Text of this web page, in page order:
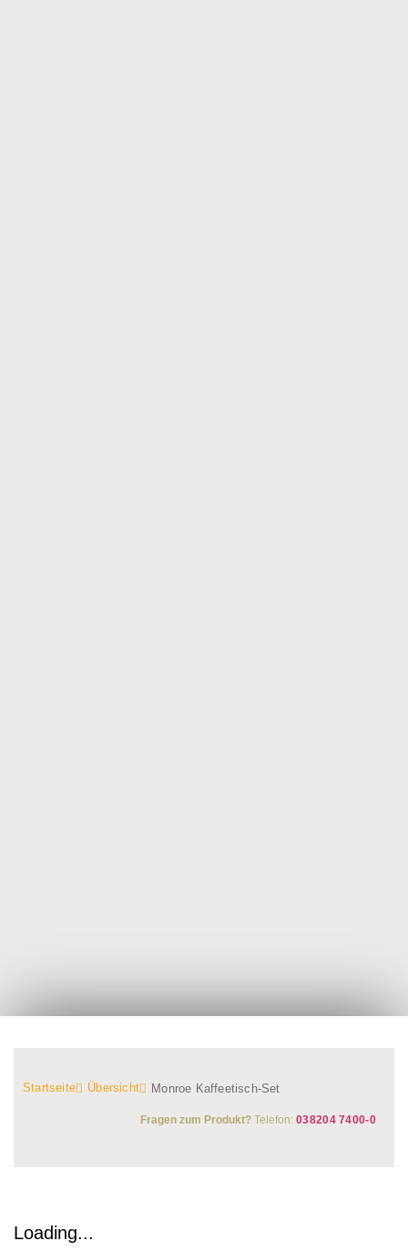
Startseite Übersicht Monroe Kaffeetisch-Set
Fragen zum Produkt? Telefon:038204 7400-0
Loading...